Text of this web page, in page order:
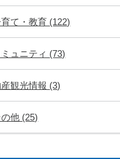
て・教育 (122)
ミュニティ (73)
観光情報 (3)
他 (25)